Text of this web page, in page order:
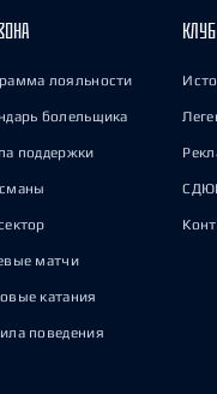
лояльности
болельщика
поддержки
матчи
катания
поведения
КЛУБ